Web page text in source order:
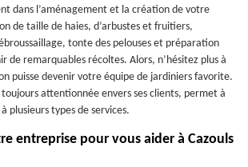
dans l’aménagement et la création de votre
de taille de haies, d’arbustes et fruitiers,
tonte des pelouses et préparation
de remarquables récoltes. Alors, n’hésitez plus à
puisse devenir votre équipe de jardiniers favorite.
attentionnée envers ses clients, permet à
plusieurs types de services.
entreprise pour vous aider à Cazouls